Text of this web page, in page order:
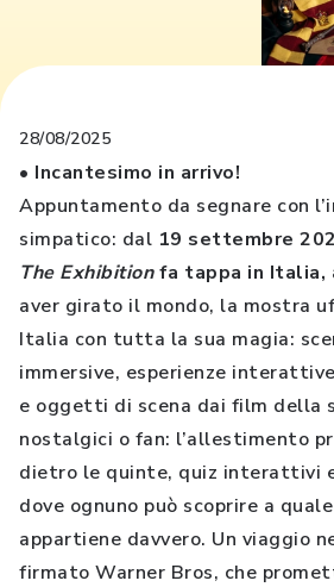
28/08/2025
• Incantesimo in arrivo!
Appuntamento da segnare con
simpatico: dal 19 settembre
The Exhibitionfa tappa in Italia,
aver girato il mondo, la mostra
Italia con tutta la sua magia:
immersive, esperienze
e oggetti di scena dai film della
nostalgici o fan: l’allestimento
dietro le quinte, quiz interattivi
dove ognuno può scoprire a
appartiene davvero. Un viaggio
firmato Warner Bros, che